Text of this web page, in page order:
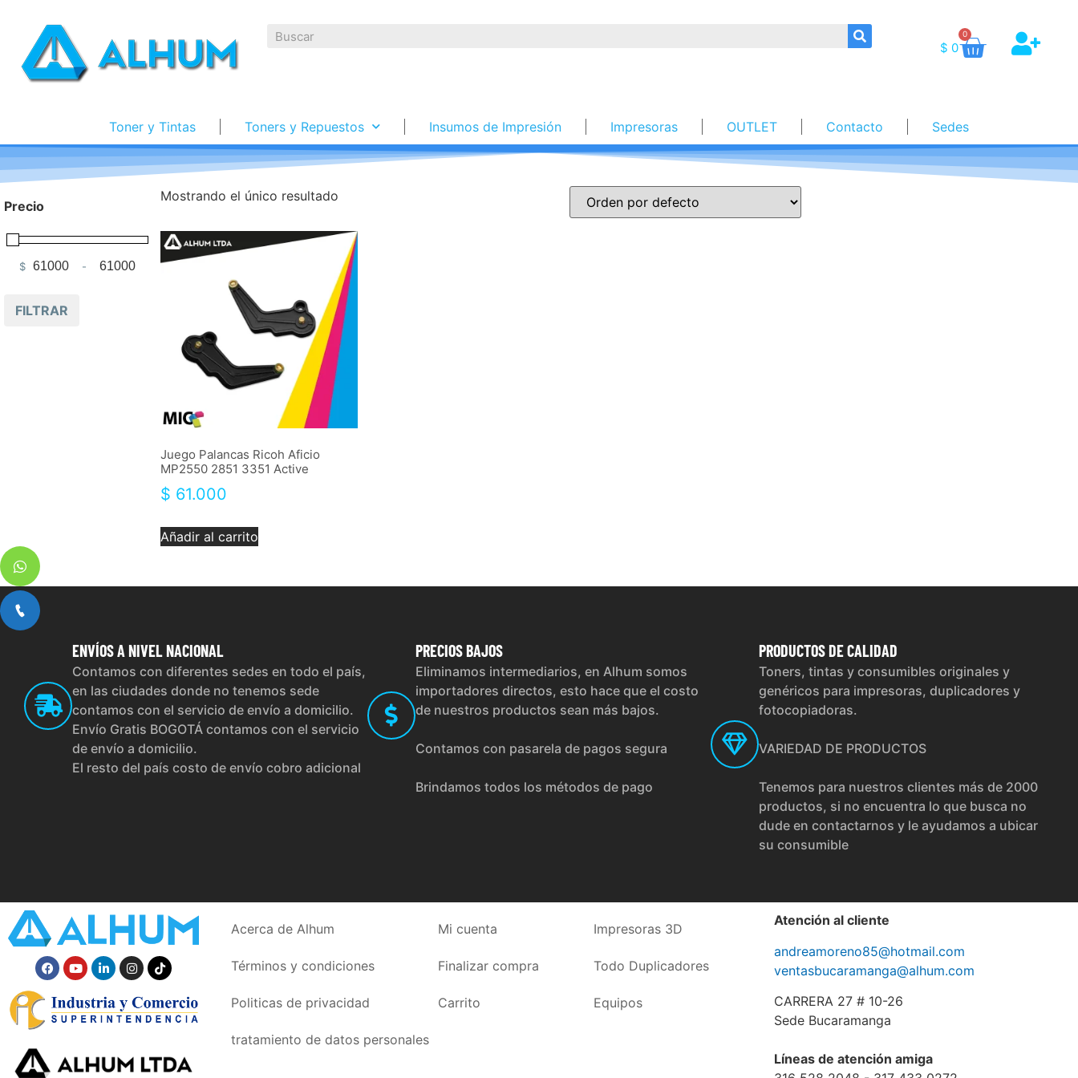
$ 0
0
Toner y Tintas Toners y Repuestos Insumos de Impresión Impresoras OUTLET Contacto Sedes
Precio
$ Minimum Price
-Maximum Price
FILTRAR
Mostrando el único resultado
Juego Palancas Ricoh Aficio
MP2550 2851 3351 Active
$ 61.000
Añadir al carrito
ENVÍOSA NIVEL NACIONAL
Contamos con diferentes sedes en todo el país,
en las ciudades donde no tenemos sede
contamos con el servicio de envío a domicilio.
Envío Gratis BOGOTÁ contamos con el servicio
de envío a domicilio.
El resto del país costo de envío cobro adicional
PRECIOSBAJOS
Eliminamos intermediarios, en Alhum somos
importadores directos, esto hace que el costo
de nuestros productos sean más bajos.
Contamos con pasarela de pagos segura
Brindamos todos los métodos de pago
PRODUCTOSDE CALIDAD
Toners, tintas y consumibles originales y
genéricos para impresoras, duplicadores y
fotocopiadoras.
VARIEDAD DE PRODUCTOS
Tenemos para nuestros clientes más de 2000
productos, si no encuentra lo que busca no
dude en contactarnos y le ayudamos a ubicar
su consumible
Acerca de Alhum
Términos y condiciones
Politicas de privacidad
tratamiento de datos personales
Mi cuenta
Finalizar compra
Carrito
Impresoras 3D
Todo Duplicadores
Equipos
Atención al cliente
andreamoreno85@hotmail.com
ventasbucaramanga@alhum.com
CARRERA 27 # 10-26
Sede Bucaramanga
Líneas de atención amiga